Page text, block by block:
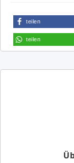
teilen
teilen